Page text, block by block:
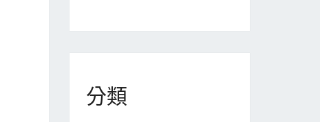
分類